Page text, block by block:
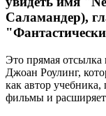
Саламандер),
Это прямая отсылка
Джоан Роулинг,
как автор
фильмы и